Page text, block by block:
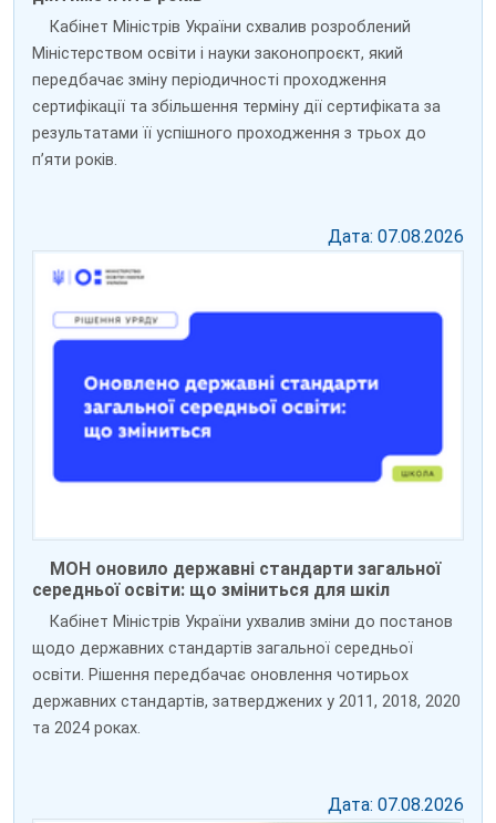
Кабінет Міністрів України схвалив розроблений
Міністерством освіти і науки законопроєкт, який
передбачає зміну періодичності проходження
сертифікації та збільшення терміну дії сертифіката за
результатами її успішного проходження з трьох до
пʼяти років.
Дата: 07.08.2026
МОН оновило державні стандарти загальної
середньої освіти: що зміниться для шкіл
Кабінет Міністрів України ухвалив зміни до постанов
щодо державних стандартів загальної середньої
освіти. Рішення передбачає оновлення чотирьох
державних стандартів, затверджених у 2011, 2018, 2020
та 2024 роках.
Дата: 07.08.2026